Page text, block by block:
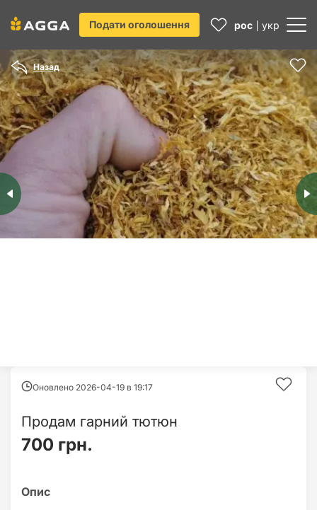
Подати оголошення рос укр
Назад
Оновлено 2026-04-19 в 19:17
Продам гарний тютюн
700 грн.